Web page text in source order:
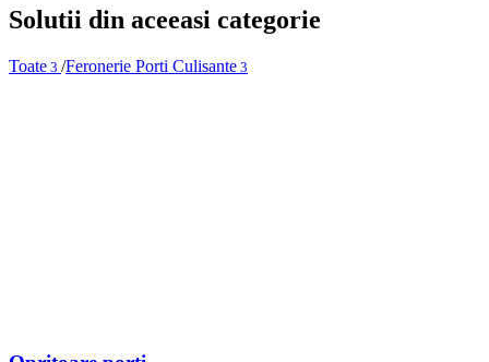
Solutii din aceeasi categorie
Toate 3 /Feronerie Porti Culisante 3